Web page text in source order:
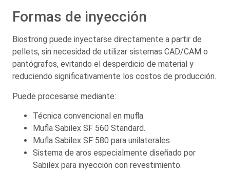
Formas de inyección
Biostrong puede inyectarse directamente a partir de
pellets, sin necesidad de utilizar sistemas CAD/CAM o
pantógrafos, evitando el desperdicio de material y
reduciendo significativamente los costos de producción.
Puede procesarse mediante:
Técnica convencional en mufla.
Mufla Sabilex SF 560 Standard.
Mufla Sabilex SF 580 para unilaterales.
Sistema de aros especialmente diseñado por
Sabilex para inyección con revestimiento.